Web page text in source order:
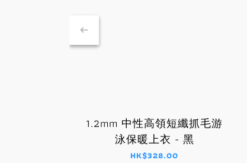
1.2mm 中性高領短纖抓毛游
泳保暖上衣 - 黑
HK$328.00